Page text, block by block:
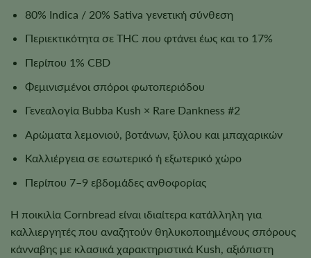
80% Indica / 20% Sativa γενετική σύνθεση
Περιεκτικότητα σε THC που φτάνει έως και το 17%
Περίπου 1% CBD
Φεμινισμένοι σπόροι φωτοπεριόδου
Γενεαλογία Bubba Kush × Rare Dankness #2
Αρώματα λεμονιού, βοτάνων, ξύλου και μπαχαρικών
Καλλιέργεια σε εσωτερικό ή εξωτερικό χώρο
Περίπου 7–9 εβδομάδες ανθοφορίας
Η ποικιλία Cornbread είναι ιδιαίτερα κατάλληλη για
καλλιεργητές που αναζητούν θηλυκοποιημένους σπόρους
κάνναβης με κλασικά χαρακτηριστικά Kush, αξιόπιστη